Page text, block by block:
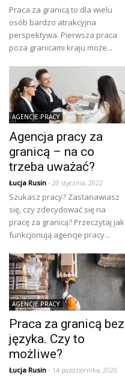
Praca za granicą to dla wielu
osób bardzo atrakcyjna
perspektywa. Pierwsza praca
poza granicami kraju może...
AGENCJE PRACY
Agencja pracy za
granicą – na co
trzeba uważać?
Łucja Rusin - 20 stycznia, 2022
Szukasz pracy? Zastanawiasz
się, czy zdecydować się na
pracę za granicą? Przeczytaj jak
funkcjonują agencje pracy...
AGENCJE PRACY
Praca za granicą bez
języka. Czy to
możliwe?
Łucja Rusin - 14 października, 2020